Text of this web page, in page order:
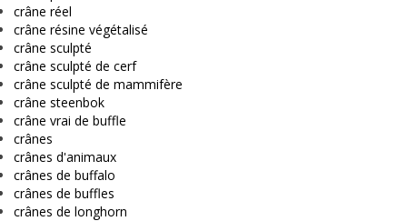
crâne réel
crâne résine végétalisé
crâne sculpté
crâne sculpté de cerf
crâne sculpté de mammifère
crâne steenbok
crâne vrai de buffle
crânes
crânes d'animaux
crânes de buffalo
crânes de buffles
crânes de longhorn